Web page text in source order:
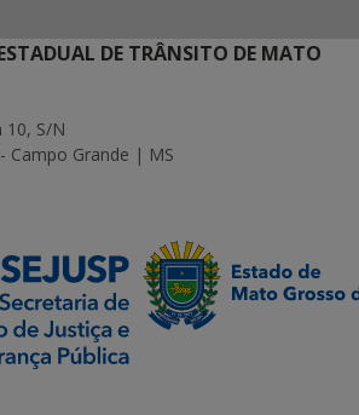
DE TRÂNSITO DE MATO
10, S/N
Campo Grande | MS